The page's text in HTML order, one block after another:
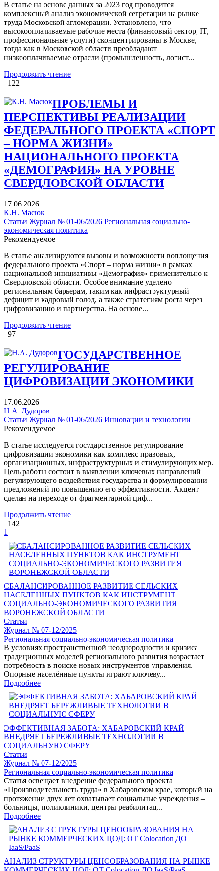
В статье на основе данных за 2023 год проводится
комплексный анализ экономической сегрегации на рынке
труда Московской агломерации. Установлено, что
высокооплачиваемые рабочие места (финансовый сектор, IT,
профессиональные услуги) сконцентрированы в Москве,
тогда как в Московской области преобладают
низкооплачиваемые отрасли (промышленность, логист...
Продолжить чтение
122
ПРОБЛЕМЫ И
ПЕРСПЕКТИВЫ РЕАЛИЗАЦИИ
ФЕДЕРАЛЬНОГО ПРОЕКТА «СПОРТ
– НОРМА ЖИЗНИ»
НАЦИОНАЛЬНОГО ПРОЕКТА
«ДЕМОГРАФИЯ» НА УРОВНЕ
СВЕРДЛОВСКОЙ ОБЛАСТИ
17.06.2026
К.Н. Масюк
Статьи Журнал № 01-06/2026 Региональная социально-
экономическая политика
Рекомендуемое
В статье анализируются вызовы и возможности воплощения
федерального проекта «Спорт – норма жизни» в рамках
национальной инициативы «Демография» применительно к
Свердловской области. Особое внимание уделено
региональным барьерам, таким как инфраструктурный
дефицит и кадровый голод, а также стратегиям роста через
цифровизацию и партнерства. На основе...
Продолжить чтение
97
ГОСУДАРСТВЕННОЕ
РЕГУЛИРОВАНИЕ
ЦИФРОВИЗАЦИИ ЭКОНОМИКИ
17.06.2026
Н.А. Дудоров
Статьи Журнал № 01-06/2026 Инновации и технологии
Рекомендуемое
В статье исследуется государственное регулирование
цифровизации экономики как комплекс правовых,
организационных, инфраструктурных и стимулирующих мер.
Цель работы состоит в выявлении ключевых направлений
регулирующего воздействия государства и формулировании
предложений по повышению его эффективности. Акцент
сделан на переходе от фрагментарной циф...
Продолжить чтение
142
1
СБАЛАНСИРОВАННОЕ РАЗВИТИЕ СЕЛЬСКИХ
НАСЕЛЕННЫХ ПУНКТОВ КАК ИНСТРУМЕНТ
СОЦИАЛЬНО-ЭКОНОМИЧЕСКОГО РАЗВИТИЯ
ВОРОНЕЖСКОЙ ОБЛАСТИ
Статьи
Журнал № 07-12/2025
Региональная социально-экономическая политика
В условиях пространственной неоднородности и кризиса
традиционных моделей регионального развития возрастает
потребность в поиске новых инструментов управления.
Опорные населённые пункты играют ключеву...
Подробнее
ЭФФЕКТИВНАЯ ЗАБОТА: ХАБАРОВСКИЙ КРАЙ
ВНЕДРЯЕТ БЕРЕЖЛИВЫЕ ТЕХНОЛОГИИ В
СОЦИАЛЬНУЮ СФЕРУ
Статьи
Журнал № 07-12/2025
Региональная социально-экономическая политика
Статья освещает внедрение федерального проекта
«Производительность труда» в Хабаровском крае, который на
протяжении двух лет охватывает социальные учреждения –
больницы, поликлиники, центры реабилитац...
Подробнее
АНАЛИЗ СТРУКТУРЫ ЦЕНООБРАЗОВАНИЯ НА РЫНКЕ